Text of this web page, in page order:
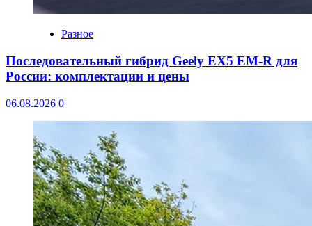
Разное
Последовательный гибрид Geely EX5 EM-R для
России: комплектации и цены
06.08.2026 0